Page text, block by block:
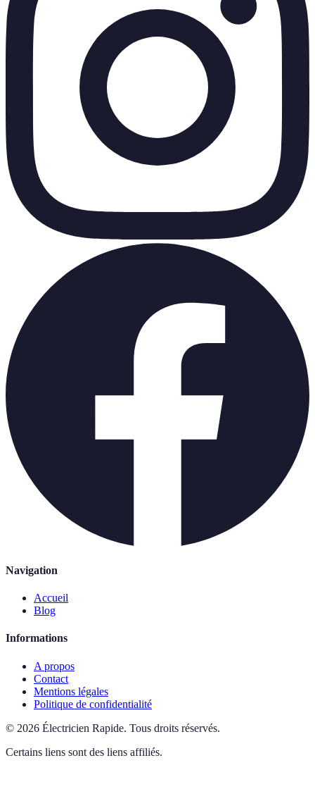
Navigation
Accueil
Blog
Informations
A propos
Contact
Mentions légales
Politique de confidentialité
© 2026 Électricien Rapide. Tous droits réservés.
Certains liens sont des liens affiliés.